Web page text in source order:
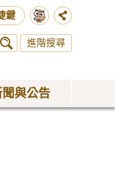
鍵
進階搜尋
聞與公告